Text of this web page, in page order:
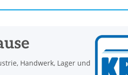
Handwerk, Lager und